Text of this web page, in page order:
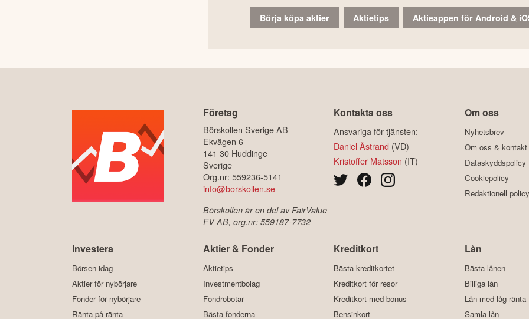
Börja köpa aktier Aktietips Aktieappen för Android &
Företag
Börskollen Sverige AB
Ekvägen 6
141 30 Huddinge
Sverige
Org.nr: 559236-5141
info@borskollen.se
Börskollen är en del av FairValue
FV AB, org.nr: 559187-7732
Kontakta oss
Ansvariga för tjänsten:
Daniel Åstrand (VD)
Kristoffer Matsson (IT)
Om oss
Nyhetsbrev
Om oss & kontakt
Dataskyddspolicy
Cookiepolicy
Redaktionell policy
Investera
Börsen idag
Aktier för nybörjare
Fonder för nybörjare
Ränta på ränta
Aktier & Fonder
Aktietips
Investmentbolag
Fondrobotar
Bästa fonderna
Kreditkort
Bästa kreditkortet
Kreditkort för resor
Kreditkort med bonus
Bensinkort
Lån
Bästa lånen
Billiga lån
Lån med låg ränta
Samla lån